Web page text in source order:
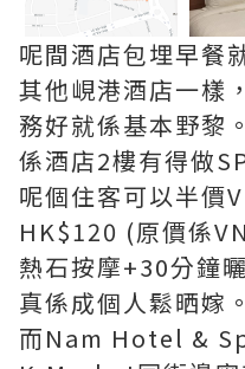
呢間酒店包埋早餐
其他峴港酒店一樣
務好就係基本野黎
係酒店2樓有得做
呢個住客可以半價
HK$120 (原價係
熱石按摩+30分鐘
真係成個人鬆晒嫁。
而Nam Hotel &